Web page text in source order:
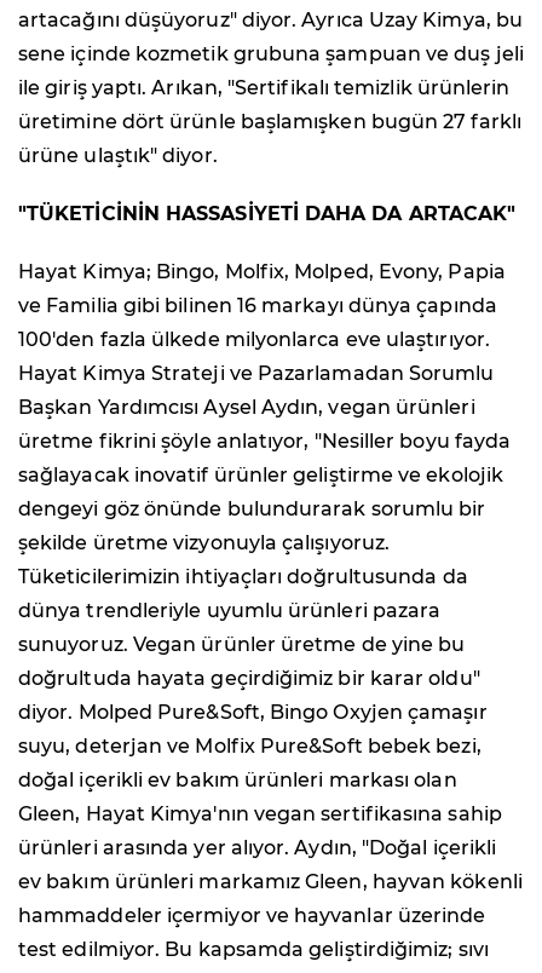
artacağını düşüyoruz" diyor. Ayrıca Uzay Kimya, bu
sene içinde kozmetik grubuna şampuan ve duş jeli
ile giriş yaptı. Arıkan, "Sertifikalı temizlik ürünlerin
üretimine dört ürünle başlamışken bugün 27 farklı
ürüne ulaştık" diyor.
"TÜKETİCİNİN HASSASİYETİ DAHA DA ARTACAK"
Hayat Kimya; Bingo, Molfix, Molped, Evony, Papia
ve Familia gibi bilinen 16 markayı dünya çapında
100'den fazla ülkede milyonlarca eve ulaştırıyor.
Hayat Kimya Strateji ve Pazarlamadan Sorumlu
Başkan Yardımcısı Aysel Aydın, vegan ürünleri
üretme fikrini şöyle anlatıyor, "Nesiller boyu fayda
sağlayacak inovatif ürünler geliştirme ve ekolojik
dengeyi göz önünde bulundurarak sorumlu bir
şekilde üretme vizyonuyla çalışıyoruz.
Tüketicilerimizin ihtiyaçları doğrultusunda da
dünya trendleriyle uyumlu ürünleri pazara
sunuyoruz. Vegan ürünler üretme de yine bu
doğrultuda hayata geçirdiğimiz bir karar oldu"
diyor. Molped Pure&Soft, Bingo Oxyjen çamaşır
suyu, deterjan ve Molfix Pure&Soft bebek bezi,
doğal içerikli ev bakım ürünleri markası olan
Gleen, Hayat Kimya'nın vegan sertifikasına sahip
ürünleri arasında yer alıyor. Aydın, "Doğal içerikli
ev bakım ürünleri markamız Gleen, hayvan kökenli
hammaddeler içermiyor ve hayvanlar üzerinde
test edilmiyor. Bu kapsamda geliştirdiğimiz; sıvı